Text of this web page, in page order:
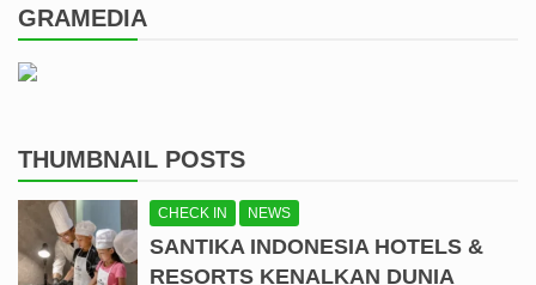
GRAMEDIA
THUMBNAIL POSTS
CHECK IN NEWS
SANTIKA INDONESIA HOTELS &
RESORTS KENALKAN DUNIA